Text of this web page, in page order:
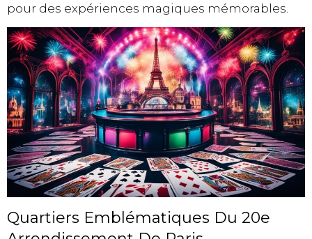
pour des expériences magiques mémorables.
Quartiers Emblématiques Du 20e